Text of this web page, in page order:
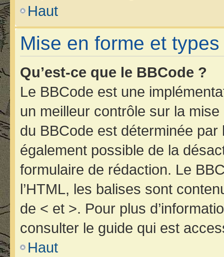
Haut
Mise en forme et
Qu’est-ce que le BBCode ?
Le BBCode est une
un meilleur contrôle sur la mise
du BBCode est déterminée par
également possible de la
formulaire de rédaction. Le
l’HTML, les balises sont
de < et >. Pour plus
consulter le guide qui est
Haut